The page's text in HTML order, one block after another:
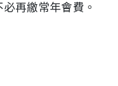
再繳常年會費。